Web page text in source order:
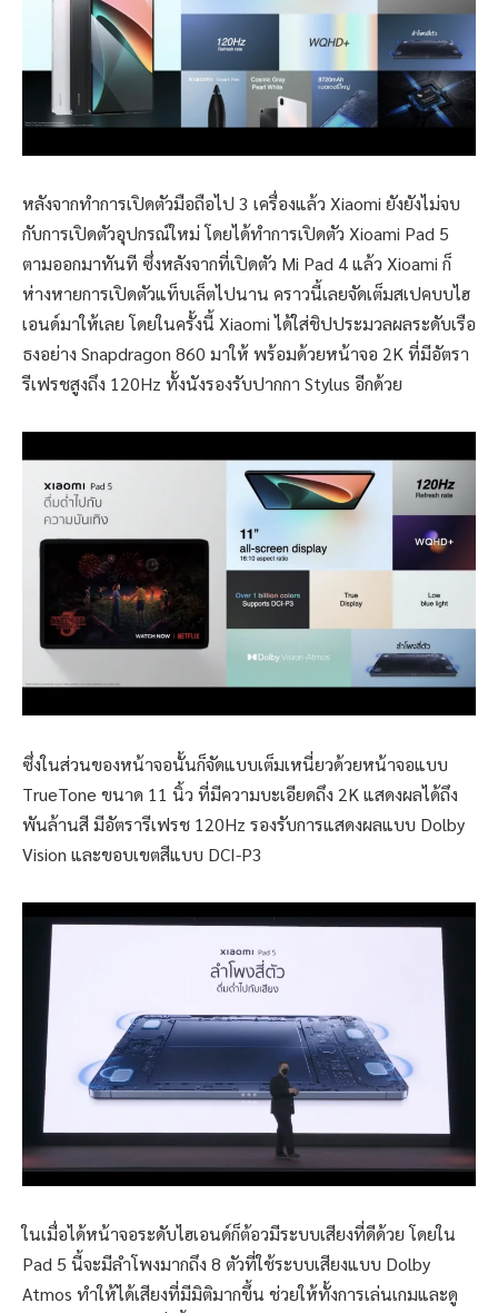
หลังจากทำการเปิดตัวมือถือไป 3 เครื่องแล้ว Xiaomi ยังยังไม่จบ
กับการเปิดตัวอุปกรณ์ใหม่ โดยได้ทำการเปิดตัว Xioami Pad 5
ตามออกมาทันที ซึ่งหลังจากที่เปิดตัว Mi Pad 4 แล้ว Xioami ก็
ห่างหายการเปิดตัวแท็บเล็ตไปนาน คราวนี้เลยจัดเต็มสเปคบบไฮ
เอนด์มาให้เลย โดยในครั้งนี้ Xiaomi ได้ใส่ชิปประมวลผลระดับเรือ
ธงอย่าง Snapdragon 860 มาให้ พร้อมด้วยหน้าจอ 2K ที่มีอัตรา
รีเฟรชสูงถึง 120Hz ทั้งนังรองรับปากกา Stylus อีกด้วย
ซึ่งในส่วนของหน้าจอนั้นก็จัดแบบเต็มเหนี่ยวด้วยหน้าจอแบบ
TrueTone ขนาด 11 นิ้ว ที่มีความบะเอียดถึง 2K แสดงผลได้ถึง
พันล้านสี มีอัตรารีเฟรช 120Hz รองรับการแสดงผลแบบ Dolby
Vision และขอบเขตสีแบบ DCI-P3
ในเมื่อได้หน้าจอระดับไฮเอนด์ก็ต้อวมีระบบเสียงที่ดีด้วย โดยใน
Pad 5 นี้จะมีลำโพงมากถึง 8 ตัวที่ใช้ระบบเสียงแบบ Dolby
Atmos ทำให้ได้เสียงที่มีมิติมากขึ้น ช่วยให้ทั้งการเล่นเกมและดู